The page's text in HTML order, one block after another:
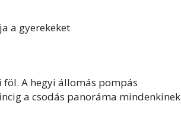
a gyerekeket
föl. A hegyi állomás pompás
a csodás panoráma mindenkinek